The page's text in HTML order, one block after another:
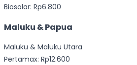
Biosolar: Rp6.800
Maluku & Papua
Maluku & Maluku Utara
Pertamax: Rp12.600